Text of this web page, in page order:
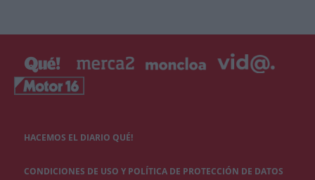
HACEMOS EL DIARIO QUÉ!
CONDICIONES DE USO Y POLÍTICA DE PROTECCIÓN DE DATOS